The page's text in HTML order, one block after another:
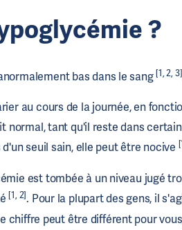
?
bas dans le sang[1, 2, 3]
au cours de la journée, en
normal, tant qu'il reste dans
seuil sain, elle peut être nocive
est tombée à un niveau jugé
[1, 2]. Pour la plupart des gens, il
chiffre peut être différent pour